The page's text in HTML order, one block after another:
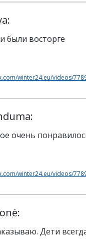
были восторге
winter24.eu/videos/
очень
winter24.eu/videos/
Дети